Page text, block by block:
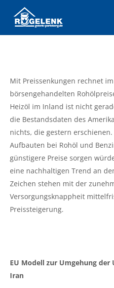
Mit Preissenkungen rechnet
börsengehandelten
Heizöl im Inland ist nicht
die Bestandsdaten des
nichts, die gestern
Aufbauten bei Rohöl und
günstigere Preise sorgen
eine nachhaltigen Trend an
Zeichen stehen mit der
Versorgungsknappheit
Preissteigerung.
EU Modell zur Umgehung der
Iran